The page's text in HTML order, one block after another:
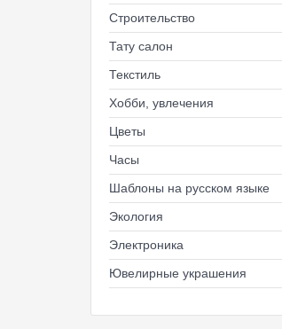
Строительство
Тату салон
Текстиль
Хобби, увлечения
Цветы
Часы
Шаблоны на русском языке
Экология
Электроника
Ювелирные украшения